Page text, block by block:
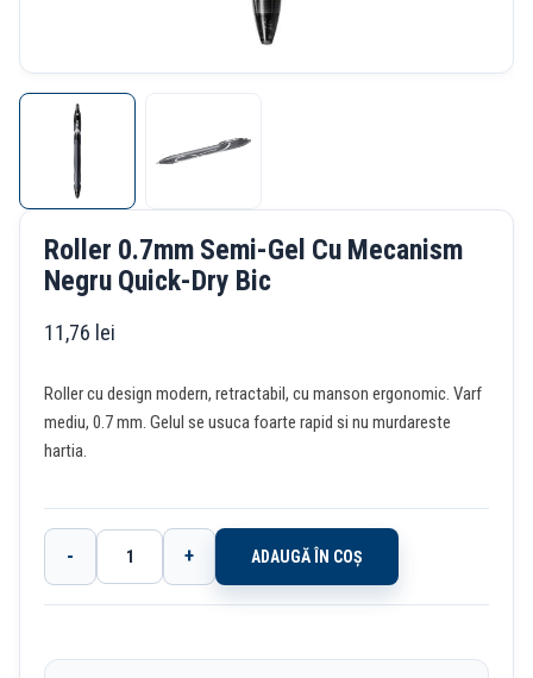
Roller 0.7mm Semi-Gel Cu Mecanism
Negru Quick-Dry Bic
11,76 lei
Roller cu design modern, retractabil, cu manson ergonomic. Varf
mediu, 0.7 mm. Gelul se usuca foarte rapid si nu murdareste
hartia.
Cantitate
Roller
- + ADAUGĂ ÎN COȘ